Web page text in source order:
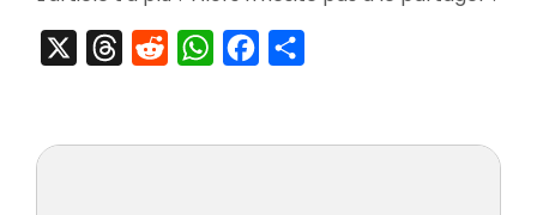
ThreadsRedditWhatsAppFacebook